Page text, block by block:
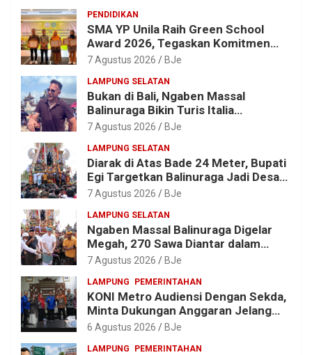
PENDIDIKAN
SMA YP Unila Raih Green School
Award 2026, Tegaskan Komitmen
Wujudkan Sekolah Ramah
7 Agustus 2026 BJe
LAMPUNG SELATAN
Bukan di Bali, Ngaben Massal
Balinuraga Bikin Turis Italia
Terpukau, Puluhan Ribu Orang Ikut
7 Agustus 2026 BJe
LAMPUNG SELATAN
Diarak di Atas Bade 24 Meter, Bupati
Egi Targetkan Balinuraga Jadi Desa
Wisata Budaya 2027
7 Agustus 2026 BJe
LAMPUNG SELATAN
Ngaben Massal Balinuraga Digelar
Megah, 270 Sawa Diantar dalam
Tradisi Suci yang Gerakkan Ekonomi
7 Agustus 2026 BJe
LAMPUNG PEMERINTAHAN
KONI Metro Audiensi Dengan Sekda,
Minta Dukungan Anggaran Jelang
Porprov X Lampung
6 Agustus 2026 BJe
LAMPUNG PEMERINTAHAN